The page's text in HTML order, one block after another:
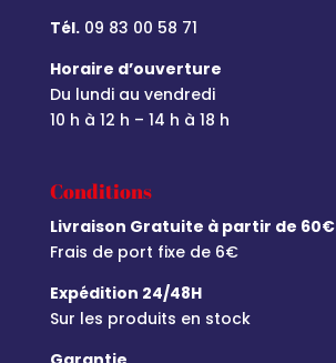
Tél.09 83 00 58 71
Horaire d’ouverture
Du lundi au vendredi
10 h à 12 h – 14 h à 18 h
Conditions
Livraison Gratuite à partir de 60€
Frais de port fixe de 6€
Expédition 24/48H
Sur les produits en stock